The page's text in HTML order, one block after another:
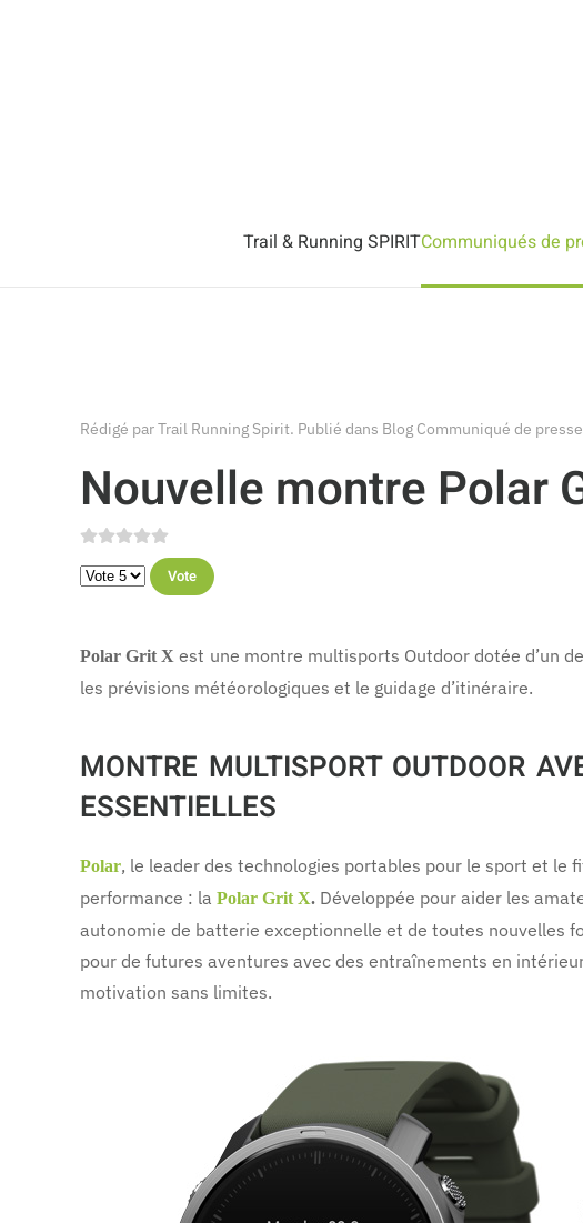
Trail & Running SPIRITCommuniqués de
Rédigé par Trail Running Spirit. Publié dans Blog Communiqué de presse
Nouvelle montre Polar
Veuillez voter
Polar Grit X est une montre multisports Outdoor dotée d’un
les prévisions météorologiques et le guidage d’itinéraire.
MONTRE MULTISPORT OUTDOOR
ESSENTIELLES
Polar, le leader des technologies portables pour le sport et le
performance : la Polar Grit X. Développée pour aider les
autonomie de batterie exceptionnelle et de toutes nouvelles
pour de futures aventures avec des entraînements en
motivation sans limites.